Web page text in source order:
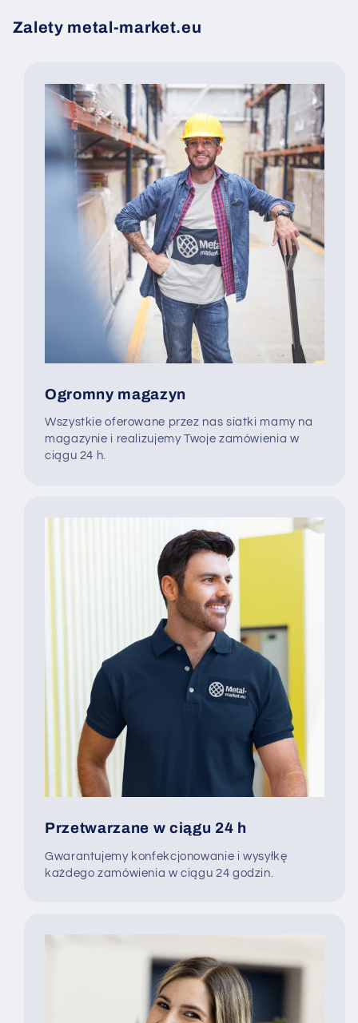
Zalety metal-market.eu
Ogromny magazyn
Wszystkie oferowane przez nas siatki mamy na
magazynie i realizujemy Twoje zamówienia w
ciągu 24 h.
Przetwarzane w ciągu 24 h
Gwarantujemy konfekcjonowanie i wysyłkę
każdego zamówienia w ciągu 24 godzin.